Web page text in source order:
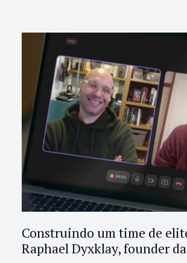
Construindo um time de
Raphael Dyxklay, founder